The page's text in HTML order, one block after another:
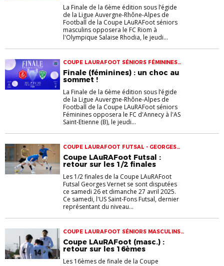
La Finale de la 6ème édition sous l’égide
de la Ligue Auvergne-Rhône-Alpes de
Football de la Coupe LAuRAFoot séniors
masculins opposera le FC Riom à
l'Olympique Salaise Rhodia, le jeudi...
COUPE LAURAFOOT SÉNIORS FÉMININES
COUPES
Finale (féminines) : un choc au
sommet !
La Finale de la 6ème édition sous l’égide
de la Ligue Auvergne-Rhône-Alpes de
Football de la Coupe LAuRAFoot séniors
Féminines opposera le FC d'Annecy à l'AS
Saint-Etienne (B), le jeudi...
COUPE LAURAFOOT FUTSAL - GEORGES
Coupe LAuRAFoot Futsal :
retour sur les 1/2 finales
Les 1/2 finales de la Coupe LAuRAFoot
Futsal Georges Vernet se sont disputées
ce samedi 26 et dimanche 27 avril 2025.
Ce samedi, l'US Saint-Fons Futsal, dernier
représentant du niveau...
COUPE LAURAFOOT SÉNIORS MASCULINS
Coupe LAuRAFoot (masc.) :
retour sur les 16èmes
Les 16èmes de finale de la Coupe